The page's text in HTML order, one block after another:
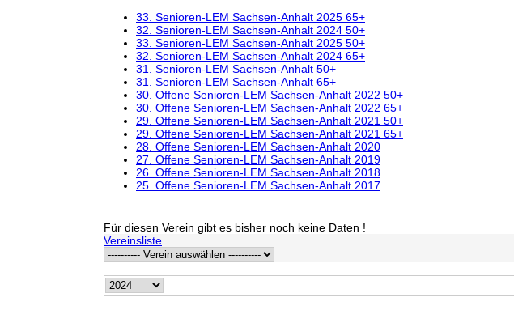
33. Senioren-LEM Sachsen-Anhalt 2025 65+
32. Senioren-LEM Sachsen-Anhalt 2024 50+
33. Senioren-LEM Sachsen-Anhalt 2025 50+
32. Senioren-LEM Sachsen-Anhalt 2024 65+
31. Senioren-LEM Sachsen-Anhalt 50+
31. Senioren-LEM Sachsen-Anhalt 65+
30. Offene Senioren-LEM Sachsen-Anhalt 2022 50+
30. Offene Senioren-LEM Sachsen-Anhalt 2022 65+
29. Offene Senioren-LEM Sachsen-Anhalt 2021 50+
29. Offene Senioren-LEM Sachsen-Anhalt 2021 65+
28. Offene Senioren-LEM Sachsen-Anhalt 2020
27. Offene Senioren-LEM Sachsen-Anhalt 2019
26. Offene Senioren-LEM Sachsen-Anhalt 2018
25. Offene Senioren-LEM Sachsen-Anhalt 2017
Für diesen Verein gibt es bisher noch keine Daten !
Vereinsliste